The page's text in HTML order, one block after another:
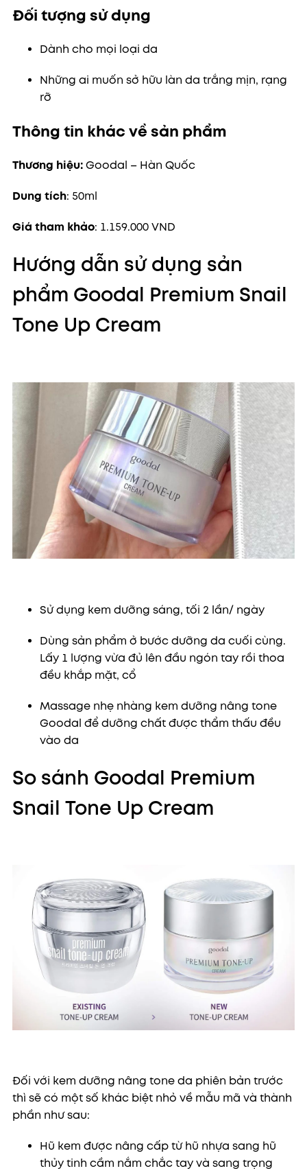
Đối tượng sử dụng
Dành cho mọi loại da
Những ai muốn sở hữu làn da trắng mịn, rạng
rỡ
Thông tin khác về sản phẩm
Thương hiệu:Goodal – Hàn Quốc
Dung tích: 50ml
Giá tham khảo: 1.159.000 VND
Hướng dẫn sử dụng sản
phẩm Goodal Premium Snail
Tone Up Cream
Sử dụng kem dưỡng sáng, tối 2 lần/ ngày
Dùng sản phẩm ở bước dưỡng da cuối cùng.
Lấy 1 lượng vừa đủ lên đầu ngón tay rồi thoa
đều khắp mặt, cổ
Massage nhẹ nhàng kem dưỡng nâng tone
Goodal để dưỡng chất được thẩm thấu đều
vào da
So sánh Goodal Premium
Snail Tone Up Cream
Đối với kem dưỡng nâng tone da phiên bản trước
thì sẽ có một số khác biệt nhỏ về mẫu mã và thành
phần như sau:
Hũ kem được nâng cấp từ hũ nhựa sang hũ
thủy tinh cầm nắm chắc tay và sang trọng